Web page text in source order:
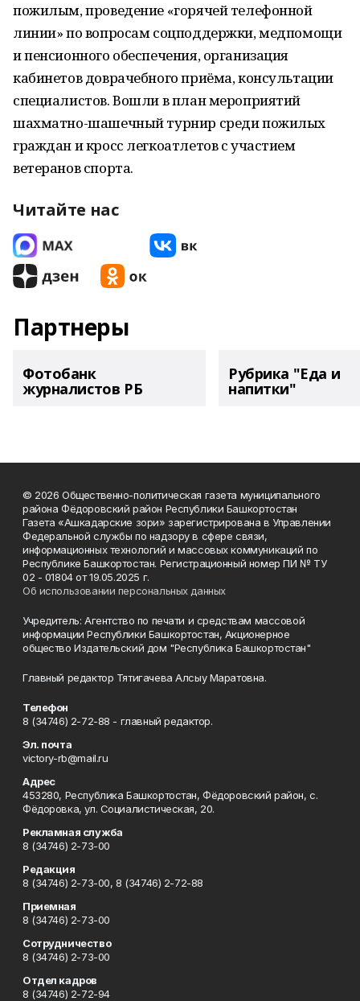
пожилым, проведение «горячей телефонной
линии» по вопросам соцподдержки, медпомощи
и пенсионного обеспечения, организация
кабинетов доврачебного приёма, консультации
специалистов. Вошли в план мероприятий
шахматно-шашечный турнир среди пожилых
граждан и кросс легкоатлетов с участием
ветеранов спорта.
Читайте нас
Партнеры
Фотобанк
журналистов РБ
Рубрика "Еда и
напитки"
© 2026 Общественно-политическая газета муниципального
района Фёдоровский район Республики Башкортостан
Газета «Ашкадарские зори» зарегистрирована в Управлении
Федеральной службы по надзору в сфере связи,
информационных технологий и массовых коммуникаций по
Республике Башкортостан. Регистрационный номер ПИ № ТУ
02 - 01804 от 19.05.2025 г.
Об использовании персональных данных
Учредитель: Агентство по печати и средствам массовой
информации Республики Башкортостан, Акционерное
общество Издательский дом "Республика Башкортостан"
Главный редактор Тятигачева Алсыу Маратовна.
Телефон
8 (34746) 2-72-88 - главный редактор.
Эл. почта
victory-rb@mail.ru
Адрес
453280, Республика Башкортостан, Фёдоровский район, с.
Фёдоровка, ул. Социалистическая, 20.
Рекламная служба
8 (34746) 2-73-00
Редакция
8 (34746) 2-73-00, 8 (34746) 2-72-88
Приемная
8 (34746) 2-73-00
Сотрудничество
8 (34746) 2-73-00
Отдел кадров
8 (34746) 2-72-94